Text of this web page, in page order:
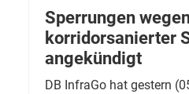
Sperrungen
korridorsanierter
angekündigt
DB InfraGo hat gestern